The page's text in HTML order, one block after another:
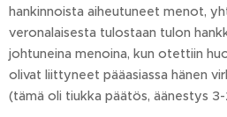
hankinnoista aiheutuneet menot,
veronalaisesta tulostaan tulon
johtuneina menoina, kun otettiin
olivat liittyneet pääasiassa hänen
(tämä oli tiukka päätös, äänestys